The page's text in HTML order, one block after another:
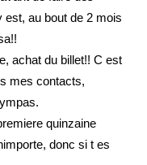
est, au bout de 2 mois
achat du billet!! C est
mes contacts,
quinzaine
donc si t es